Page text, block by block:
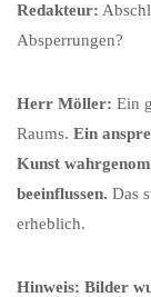
Redakteur:
Absperrungen?
Herr Möller: Ein
Raums. Ein
Kunst
beeinflussen. Das
erheblich.
Hinweis: Bilder